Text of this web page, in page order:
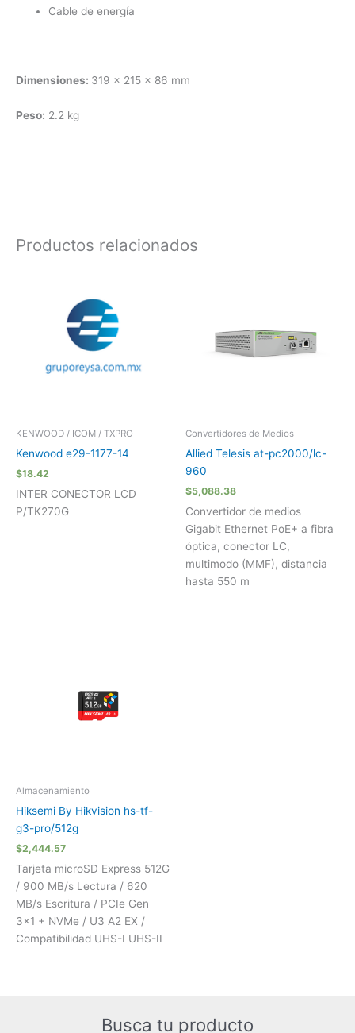
Cable de energía
Dimensiones: 319 x 215 x 86 mm
Peso: 2.2 kg
Productos relacionados
KENWOOD / ICOM / TXPRO
Kenwood e29-1177-14
$18.42
INTER CONECTOR LCD
P/TK270G
Convertidores de Medios
Allied Telesis at-pc2000/lc-
960
$5,088.38
Convertidor de medios
Gigabit Ethernet PoE+ a fibra
óptica, conector LC,
multimodo (MMF), distancia
hasta 550 m
Almacenamiento
Hiksemi By Hikvision hs-tf-
g3-pro/512g
$2,444.57
Tarjeta microSD Express 512G
/ 900 MB/s Lectura / 620
MB/s Escritura / PCIe Gen
3×1 + NVMe / U3 A2 EX /
Compatibilidad UHS-I UHS-II
Busca tu producto